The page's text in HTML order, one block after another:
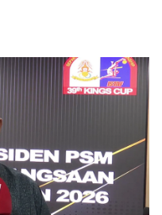
Malaysia beraksi di
meneruskan misi